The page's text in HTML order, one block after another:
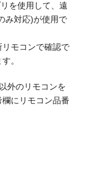
を使用して、遠
み対応)が使用で
モコンで確認で
。
外のリモコンを
にリモコン品番